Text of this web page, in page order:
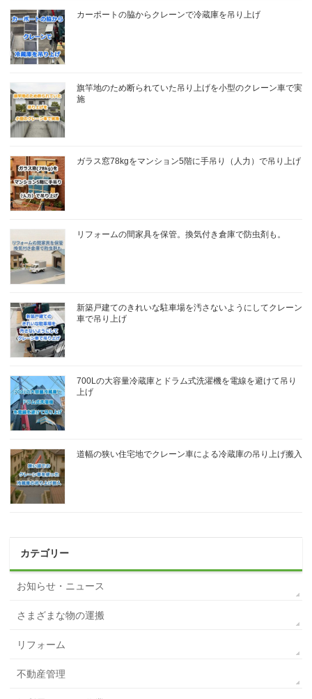
カーポートの脇からクレーンで冷蔵庫を吊り上げ
旗竿地のため断られていた吊り上げを小型のクレーン車で実
施
ガラス窓78kgをマンション5階に手吊り（人力）で吊り上げ
リフォームの間家具を保管。換気付き倉庫で防虫剤も。
新築戸建てのきれいな駐車場を汚さないようにしてクレーン
車で吊り上げ
700Lの大容量冷蔵庫とドラム式洗濯機を電線を避けて吊り
上げ
道幅の狭い住宅地でクレーン車による冷蔵庫の吊り上げ搬入
カテゴリー
お知らせ・ニュース
さまざまな物の運搬
リフォーム
不動産管理